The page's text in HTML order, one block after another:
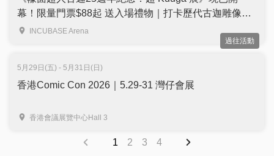
幕！限量門票$88起 送入場禮物｜打卡歷代古迦雕像、
珍貴手稿、會場限定商品｜旺角 INCUBASE Arena
INCUBASE Arena
過往活動
5月29日(五) - 5月31日(日)
香港Comic Con 2026｜5.29-31 灣仔會展
香港會議展覽中心Hall 3
1 2 3
4